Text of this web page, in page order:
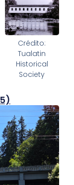
Crédito:
Tualatin
Historical
Society